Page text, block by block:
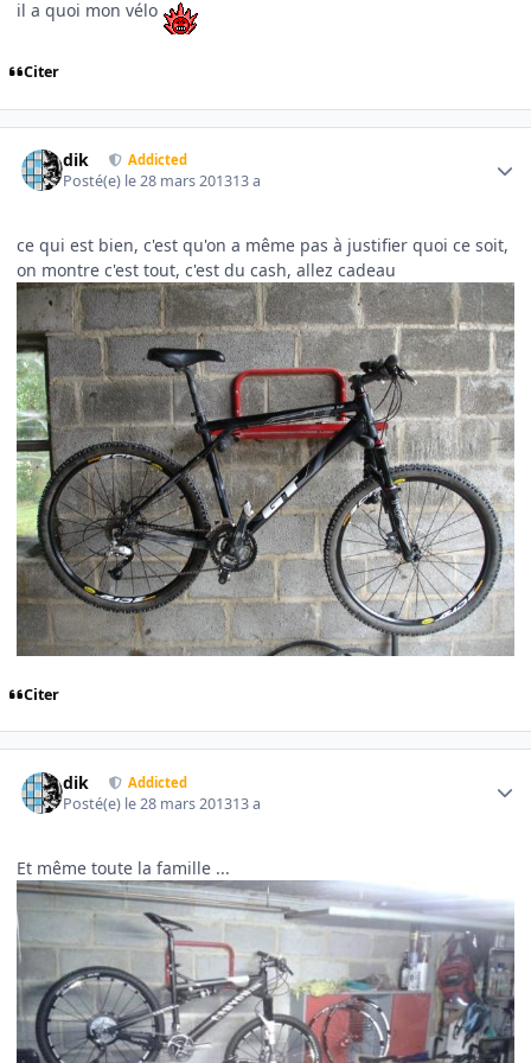
il a quoi mon vélo
Citer
dik Addicted
Posté(e) le 28 mars 201313 a
ce qui est bien, c'est qu'on a même pas à justifier quoi ce soit,
on montre c'est tout, c'est du cash, allez cadeau
Citer
dik Addicted
Posté(e) le 28 mars 201313 a
Et même toute la famille ...